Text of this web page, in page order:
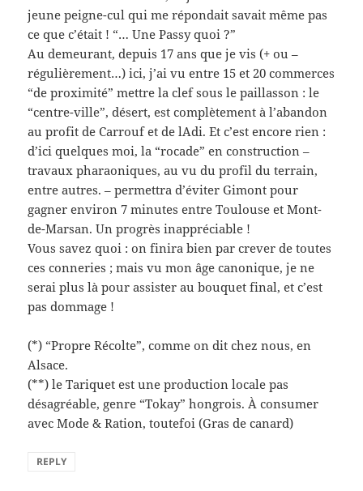
jeune peigne-cul qui me répondait savait même pas
ce que c’était ! “… Une Passy quoi ?”
Au demeurant, depuis 17 ans que je vis (+ ou –
régulièrement…) ici, j’ai vu entre 15 et 20 commerces
“de proximité” mettre la clef sous le paillasson : le
“centre-ville”, désert, est complètement à l’abandon
au profit de Carrouf et de lAdi. Et c’est encore rien :
d’ici quelques moi, la “rocade” en construction –
travaux pharaoniques, au vu du profil du terrain,
entre autres. – permettra d’éviter Gimont pour
gagner environ 7 minutes entre Toulouse et Mont-
de-Marsan. Un progrès inappréciable !
Vous savez quoi : on finira bien par crever de toutes
ces conneries ; mais vu mon âge canonique, je ne
serai plus là pour assister au bouquet final, et c’est
pas dommage !
(*) “Propre Récolte”, comme on dit chez nous, en
Alsace.
(**) le Tariquet est une production locale pas
désagréable, genre “Tokay” hongrois. À consumer
avec Mode & Ration, toutefoi (Gras de canard)
REPLY